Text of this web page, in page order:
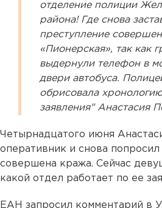
отделение полиции
района! Где снова
преступление
«Пионерская», так как
выдернули телефон в
двери автобуса.
обрисовала
заявления" Анастасия
Четырнадцатого июня
оперативник и снова попросил
совершена кража. Сейчас
какой отдел работает по ее
ЕАН запросил комментарий в